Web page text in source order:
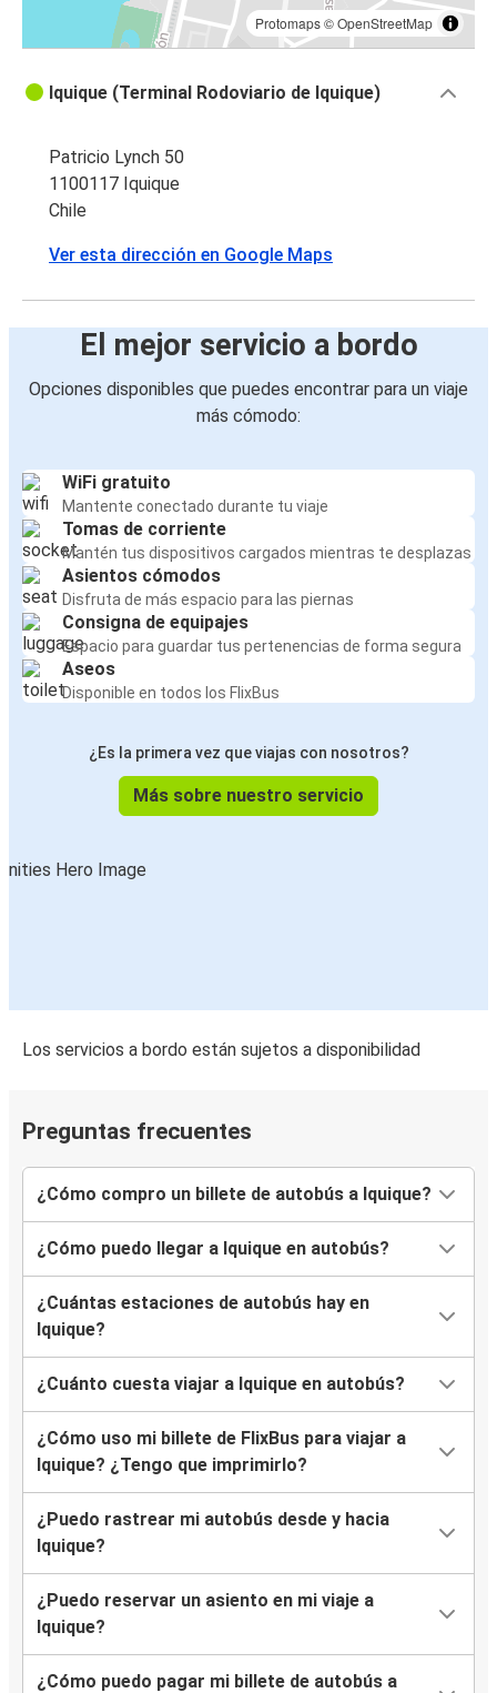
Protomaps©OpenStreetMap
Iquique (Terminal Rodoviario de Iquique)
Patricio Lynch 50
1100117 Iquique
Chile
Ver esta dirección en Google Maps
El mejor servicio a bordo
Opciones disponibles que puedes encontrar para un viaje
más cómodo:
WiFi gratuito
Mantente conectado durante tu viaje
Tomas de corriente
Mantén tus dispositivos cargados mientras te desplazas
Asientos cómodos
Disfruta de más espacio para las piernas
Consigna de equipajes
Espacio para guardar tus pertenencias de forma segura
Aseos
Disponible en todos los FlixBus
¿Es la primera vez que viajas con nosotros?
Más sobre nuestro servicio
Los servicios a bordo están sujetos a disponibilidad
Preguntas frecuentes
¿Cómo compro un billete de autobús a Iquique?
¿Cómo puedo llegar a Iquique en autobús?
¿Cuántas estaciones de autobús hay en
Iquique?
¿Cuánto cuesta viajar a Iquique en autobús?
¿Cómo uso mi billete de FlixBus para viajar a
Iquique? ¿Tengo que imprimirlo?
¿Puedo rastrear mi autobús desde y hacia
Iquique?
¿Puedo reservar un asiento en mi viaje a
Iquique?
¿Cómo puedo pagar mi billete de autobús a